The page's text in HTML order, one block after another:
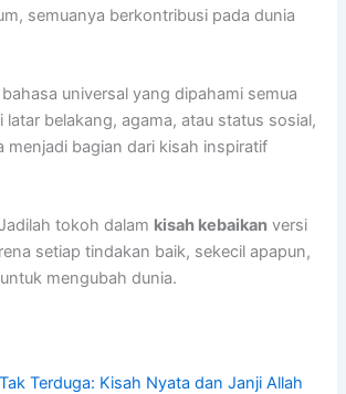
semuanya berkontribusi pada dunia
universal yang dipahami semua
latar belakang, agama, atau status sosial,
menjadi bagian dari kisah inspiratif
tokoh dalam kisah kebaikan versi
setiap tindakan baik, sekecil apapun,
mengubah dunia.
Terduga: Kisah Nyata dan Janji Allah